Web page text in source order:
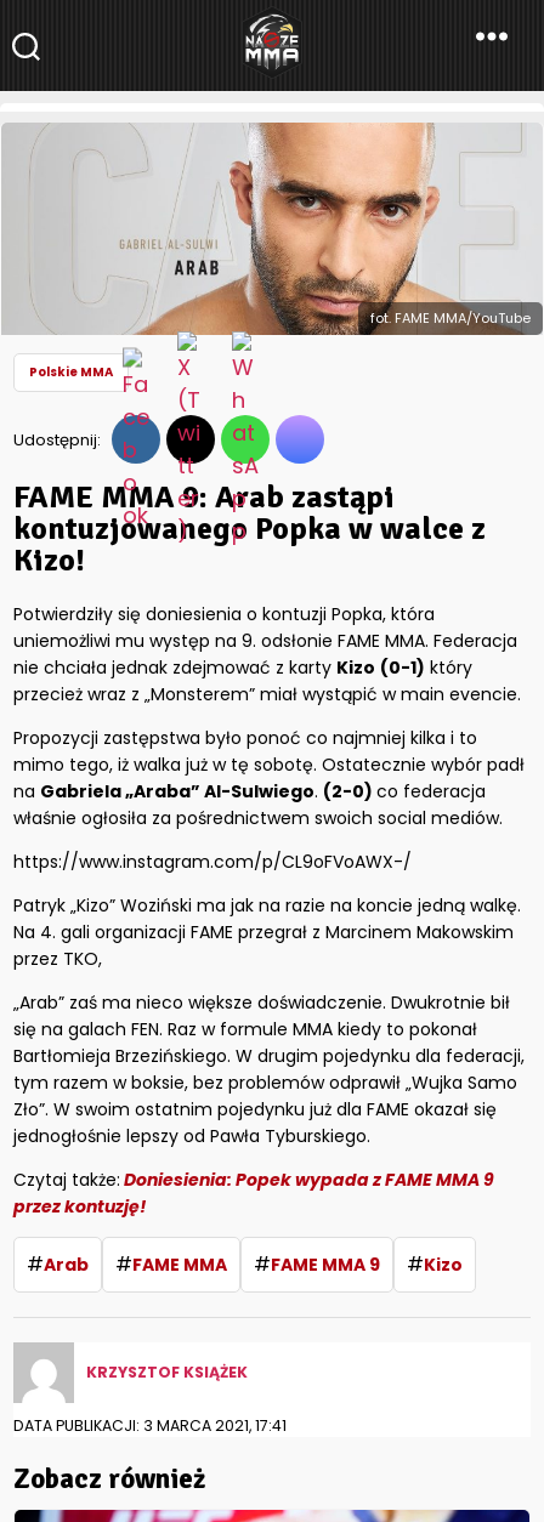
NaszeMMA
NaszeMMA.pl»Aktualności» Polskie MMA»FAME MMA 9: Arab
zastąpi kontuzjowanego Popka w walce z Kizo!
fot. FAME MMA/YouTube
Polskie MMA
Udostępnij:
FAME MMA 9: Arab zastąpi
kontuzjowanego Popka w walce z
Kizo!
Potwierdziły się doniesienia o kontuzji Popka, która
uniemożliwi mu występ na 9. odsłonie FAME MMA. Federacja
nie chciała jednak zdejmować z karty Kizo (0-1) który
przecież wraz z „Monsterem” miał wystąpić w main evencie.
Propozycji zastępstwa było ponoć co najmniej kilka i to
mimo tego, iż walka już w tę sobotę. Ostatecznie wybór padł
na Gabriela „Araba” Al-Sulwiego. (2-0)co federacja
właśnie ogłosiła za pośrednictwem swoich social mediów.
https://www.instagram.com/p/CL9oFVoAWX-/
Patryk „Kizo” Woziński ma jak na razie na koncie jedną walkę.
Na 4. gali organizacji FAME przegrał z Marcinem Makowskim
przez TKO,
„Arab” zaś ma nieco większe doświadczenie. Dwukrotnie bił
się na galach FEN. Raz w formule MMA kiedy to pokonał
Bartłomieja Brzezińskiego. W drugim pojedynku dla federacji,
tym razem w boksie, bez problemów odprawił „Wujka Samo
Zło”. W swoim ostatnim pojedynku już dla FAME okazał się
jednogłośnie lepszy od Pawła Tyburskiego.
Czytaj także: Doniesienia: Popek wypada z FAME MMA 9
przez kontuzję!
#Arab #FAME MMA #FAME MMA 9 #Kizo
KRZYSZTOF KSIĄŻEK
DATA PUBLIKACJI: 3 MARCA 2021, 17:41
Zobacz również